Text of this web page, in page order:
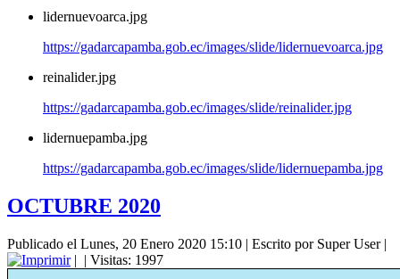
lidernuevoarca.jpg
https://gadarcapamba.gob.ec/images/slide/lidernuevoarca.jpg
reinalider.jpg
https://gadarcapamba.gob.ec/images/slide/reinalider.jpg
lidernuepamba.jpg
https://gadarcapamba.gob.ec/images/slide/lidernuepamba.jpg
OCTUBRE 2020
Publicado el Lunes, 20 Enero 2020 15:10 | Escrito por Super User|
| | Visitas: 1997